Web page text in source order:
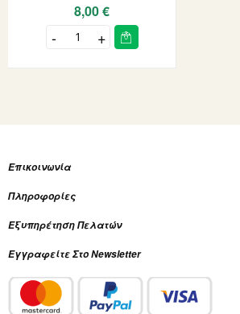
8,00 €
Επικοινωνία
Πληροφορίες
Εξυπηρέτηση Πελατών
Εγγραφείτε Στο Newsletter